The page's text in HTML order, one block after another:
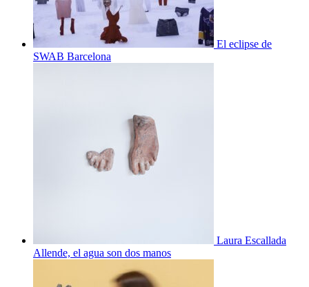
El eclipse de
SWAB Barcelona
Laura Escallada
Allende, el agua son dos manos